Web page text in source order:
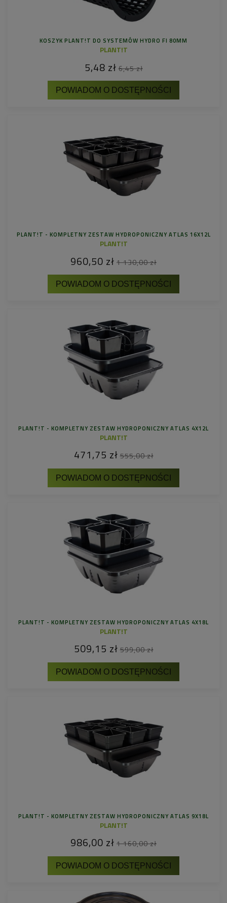
KOSZYK PLANT!T DO SYSTEMÓW HYDRO FI 80MM
PLANT!T
5,48 zł 6,45 zł
POWIADOM O DOSTĘPNOŚCI
PLANT!T - KOMPLETNY ZESTAW HYDROPONICZNY ATLAS 16X12L
PLANT!T
960,50 zł 1 130,00 zł
POWIADOM O DOSTĘPNOŚCI
PLANT!T - KOMPLETNY ZESTAW HYDROPONICZNY ATLAS 4X12L
PLANT!T
471,75 zł 555,00 zł
POWIADOM O DOSTĘPNOŚCI
PLANT!T - KOMPLETNY ZESTAW HYDROPONICZNY ATLAS 4X18L
PLANT!T
509,15 zł 599,00 zł
POWIADOM O DOSTĘPNOŚCI
PLANT!T - KOMPLETNY ZESTAW HYDROPONICZNY ATLAS 9X18L
PLANT!T
986,00 zł 1 160,00 zł
POWIADOM O DOSTĘPNOŚCI